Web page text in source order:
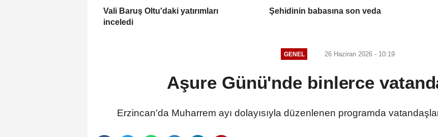
Vali Baruş Oltu'daki yatırımları
inceledi
Şehidinin babasına son veda
GENEL 26 Haziran 2026 - 10:19
Aşure Günü'nde binlerce
Erzincan'da Muharrem ayı dolayısıyla düzenlenen programda